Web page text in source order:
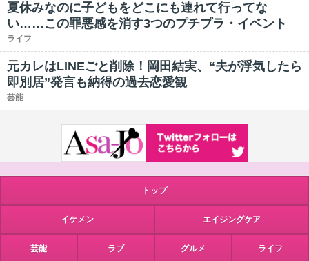
夏休みなのに子どもをどこにも連れて行ってな
い……この罪悪感を消す3つのプチプラ・イベント
ライフ
元カレはLINEごと削除！岡田結実、“夫が浮気したら
即別居”発言も納得の過去恋愛観
芸能
トップ
イケメン エイジングケア
芸能 ラブ グルメ ライフ